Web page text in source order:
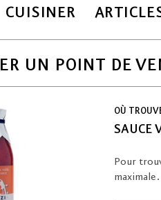
CUISINER
UN POINT DE
OÙ
SAUCE
Pour
maximale.